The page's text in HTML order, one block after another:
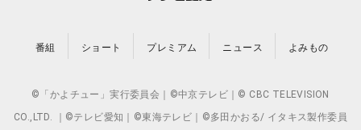
番組 ショート プレミアム ニュース よみもの
©「かよチュー」実行委員会｜©中京テレビ｜© CBC TELEVISION
CO.,LTD. ｜©テレビ愛知｜©東海テレビ｜©多田かおる/ イタキス製作委員